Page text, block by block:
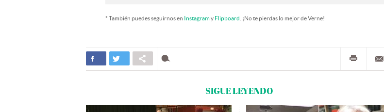
* También puedes seguirnos en Instagramy Flipboard . ¡No te pierdas lo mejor de Verne!
SIGUE LEYENDO